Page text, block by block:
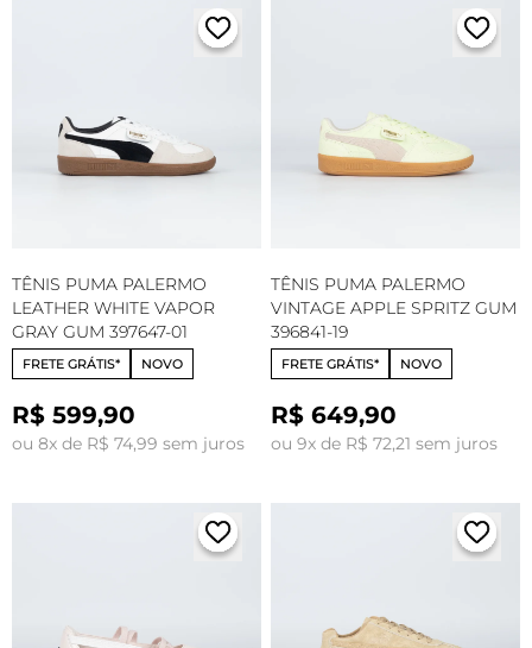
TÊNIS PUMA PALERMO
LEATHER WHITE VAPOR
GRAY GUM 397647-01
FRETE GRÁTIS* NOVO
R$ 599,90
ou 8x de R$ 74,99 sem juros
TÊNIS PUMA PALERMO
VINTAGE APPLE SPRITZ GUM
396841-19
FRETE GRÁTIS* NOVO
R$ 649,90
ou 9x de R$ 72,21 sem juros